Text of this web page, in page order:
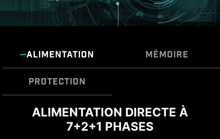
DOUBLE PROTECTION ESD
ALIMENTATION MÉMOIRE
PROTECTION
ALIMENTATION DIRECTE À
7+2+1 PHASES
SUPPORT DE LA NORME DDR5
DERNIÈRE GÉNÉRATION
DIODES DE SUPPRESSION DE
TENSIONS TRANSITOIRES